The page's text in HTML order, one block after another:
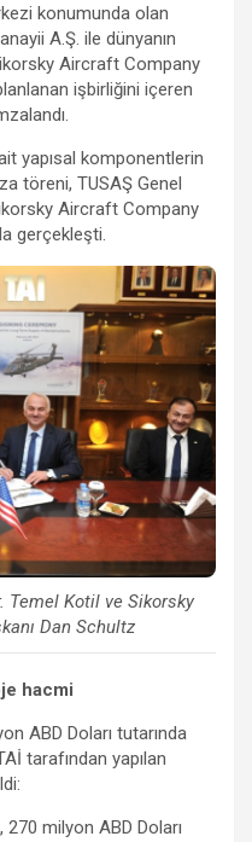
konumunda olan
A.Ş. ile dünyanın
Aircraft Company
işbirliğini içeren
yapısal komponentlerin
töreni, TUSAŞ Genel
Aircraft Company
gerçekleşti.
Temel Kotil ve Sikorsky
Dan Schultz
hacmi
ABD Doları tutarında
tarafından yapılan
270 milyon ABD Doları